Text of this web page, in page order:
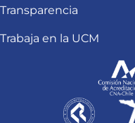
Transparencia
Trabaja en la UCM